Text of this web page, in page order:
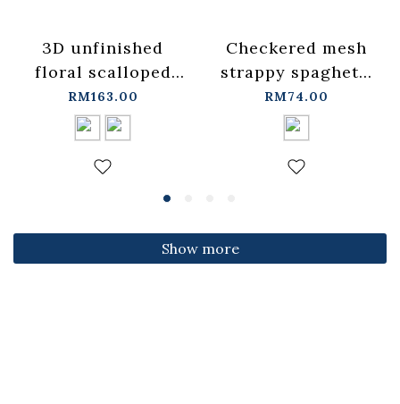
3D unfinished
floral scalloped
jeans, available in
two colors, sizes
S/M/L.
【04011891】in
stock+pre-order
RM163.00
Checkered mesh
strappy spaghetti
strap cover-up
vest -
blue【01099697】
in stock+pre-order
RM74.00
Show more